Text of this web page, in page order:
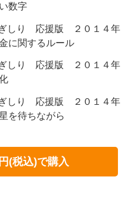
数字
しり 応援版 ２０１４年
に関するルール
しり 応援版 ２０１４年
しり 応援版 ２０１４年
を待ちながら
(税込)で購入